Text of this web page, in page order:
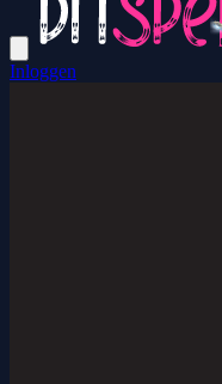
Inloggen